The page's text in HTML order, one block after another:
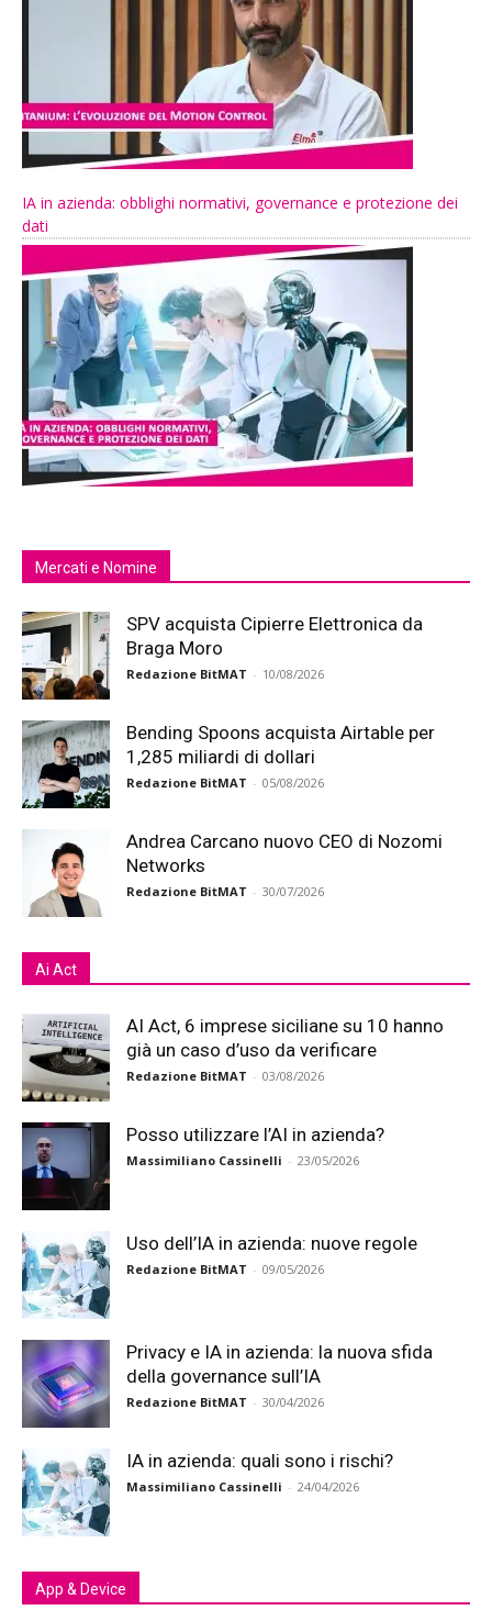
IA in azienda: obblighi normativi, governance e protezione dei
dati
Mercati e Nomine
SPV acquista Cipierre Elettronica da
Braga Moro
Redazione BitMAT - 10/08/2026
Bending Spoons acquista Airtable per
1,285 miliardi di dollari
Redazione BitMAT - 05/08/2026
Andrea Carcano nuovo CEO di Nozomi
Networks
Redazione BitMAT - 30/07/2026
Ai Act
AI Act, 6 imprese siciliane su 10 hanno
già un caso d’uso da verificare
Redazione BitMAT - 03/08/2026
Posso utilizzare l’AI in azienda?
Massimiliano Cassinelli - 23/05/2026
Uso dell’IA in azienda: nuove regole
Redazione BitMAT - 09/05/2026
Privacy e IA in azienda: la nuova sfida
della governance sull’IA
Redazione BitMAT - 30/04/2026
IA in azienda: quali sono i rischi?
Massimiliano Cassinelli - 24/04/2026
App & Device